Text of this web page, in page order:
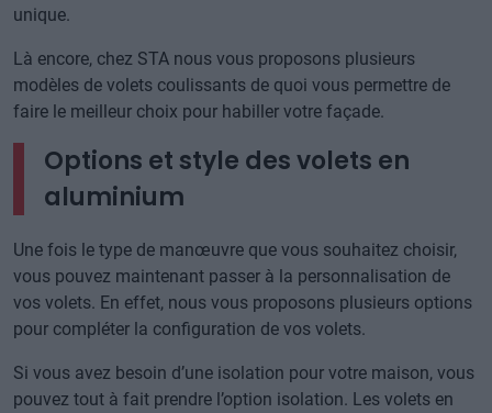
unique.
Là encore, chez STA nous vous proposons plusieurs
modèles de volets coulissants de quoi vous permettre de
faire le meilleur choix pour habiller votre façade.
Options et style des volets en
aluminium
Une fois le type de manœuvre que vous souhaitez choisir,
vous pouvez maintenant passer à la personnalisation de
vos volets. En effet, nous vous proposons plusieurs options
pour compléter la configuration de vos volets.
Si vous avez besoin d’une isolation pour votre maison, vous
pouvez tout à fait prendre l’option isolation. Les volets en